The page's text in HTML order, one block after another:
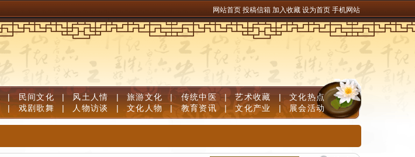
网站首页 投稿信箱 加入收藏 设为首页 手机网站
| 民间文化 | 风土人情 | 旅游文化 | 传统中医 | 艺术收藏 | 文化热点
| 戏剧歌舞 | 人物访谈 | 文化人物 | 教育资讯 | 文化产业 | 展会活动